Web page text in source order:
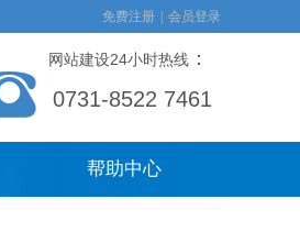
网站建设24小时热线 ：
0731-8522 7461
免费注册 会员登录
帮助中心